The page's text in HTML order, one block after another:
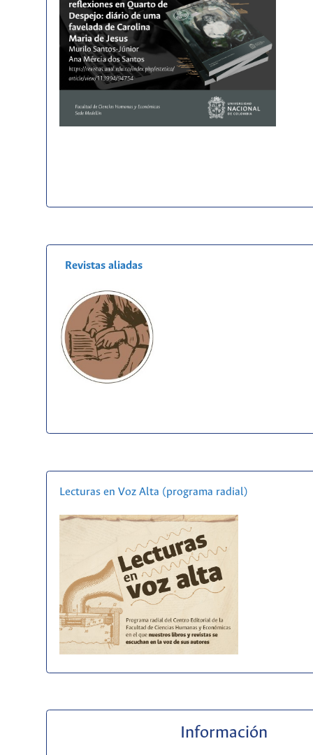
Revistas aliadas
Lecturas en Voz Alta (programa radial)
Información